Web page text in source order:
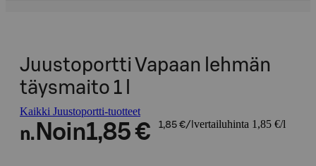
Juustoportti Vapaan lehmän
täysmaito 1 l
Kaikki Juustoportti-tuotteet
n. Noin1,85 € 1,85 €/l vertailuhinta 1,85 €/l